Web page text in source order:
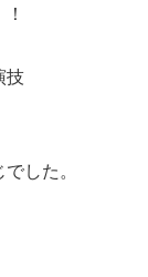
技
した。